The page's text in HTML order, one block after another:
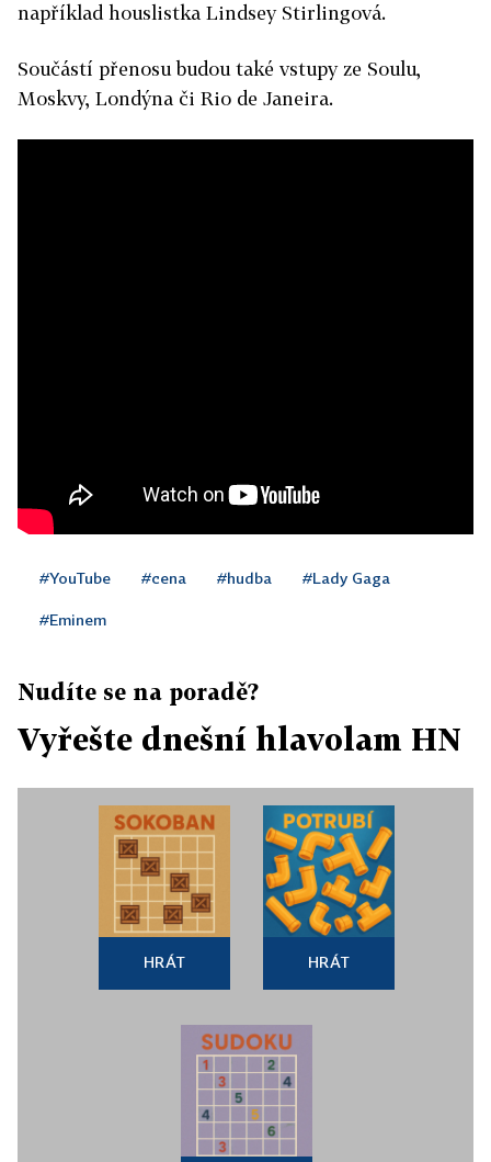
například houslistka Lindsey Stirlingová.
Součástí přenosu budou také vstupy ze Soulu,
Moskvy, Londýna či Rio de Janeira.
#YouTube #cena #hudba #Lady Gaga
#Eminem
Nudíte se na poradě?
Vyřešte dnešní hlavolam HN
HRÁT HRÁT